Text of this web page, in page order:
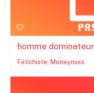
homme
Fétichiste, Moneymiss